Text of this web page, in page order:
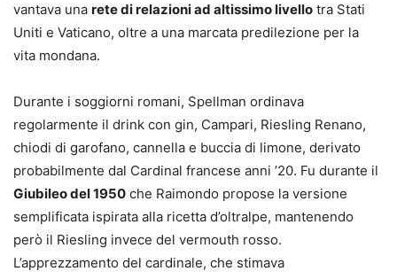
vantava una rete di relazioni ad altissimo livello tra Stati
Uniti e Vaticano, oltre a una marcata predilezione per la
vita mondana.
Durante i soggiorni romani, Spellman ordinava
regolarmente il drink con gin, Campari, Riesling Renano,
chiodi di garofano, cannella e buccia di limone, derivato
probabilmente dal Cardinal francese anni ’20. Fu durante il
Giubileo del 1950 che Raimondo propose la versione
semplificata ispirata alla ricetta d’oltralpe, mantenendo
però il Riesling invece del vermouth rosso.
L’apprezzamento del cardinale, che stimava